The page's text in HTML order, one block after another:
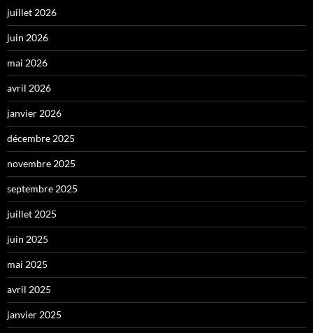
juillet 2026
juin 2026
mai 2026
avril 2026
janvier 2026
décembre 2025
novembre 2025
septembre 2025
juillet 2025
juin 2025
mai 2025
avril 2025
janvier 2025